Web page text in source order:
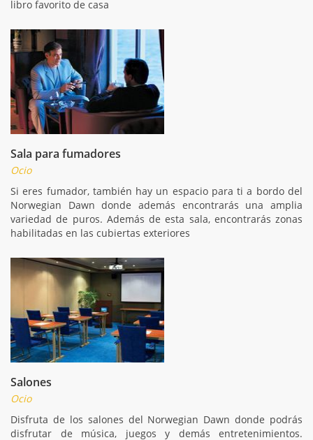
libro favorito de casa
Sala para fumadores
Ocio
Si eres fumador, también hay un espacio para ti a bordo del
Norwegian Dawn donde además encontrarás una amplia
variedad de puros. Además de esta sala, encontrarás zonas
habilitadas en las cubiertas exteriores
Salones
Ocio
Disfruta de los salones del Norwegian Dawn donde podrás
disfrutar de música, juegos y demás entretenimientos.